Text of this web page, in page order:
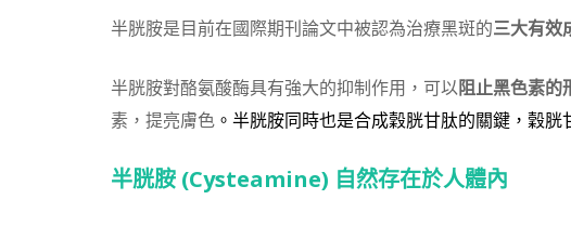
半胱胺是目前在國際期刊論文中被認為治療黑斑的三大有效
半胱胺對酪氨酸酶具有強大的抑制作用，可以阻止黑色素的
素，提亮膚色 。半胱胺同時也是合成穀胱甘肽的關鍵，穀
半胱胺 (Cysteamine) 自然存在於人體內